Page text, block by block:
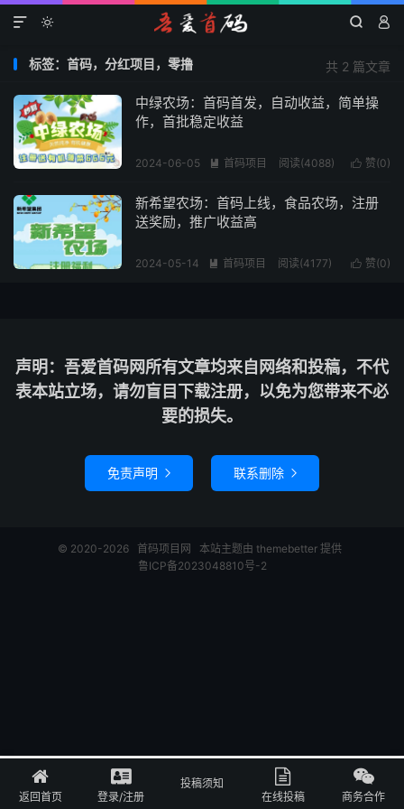
  

共 2 篇文章
标签：首码，分红项目，零撸
中绿农场：首码首发，自动收益，简单操
作，首批稳定收益
 赞(0)
2024-06-05  首码项目 阅读(4088)
新希望农场：首码上线，食品农场，注册
送奖励，推广收益高
 赞(0)
2024-05-14  首码项目 阅读(4177)
声明：吾爱首码网所有文章均来自网络和投稿，不代
表本站立场，请勿盲目下载注册，以免为您带来不必
要的损失。
免责声明  联系删除 
© 2020-2026 首码项目网 本站主题由 themebetter提供
鲁ICP备2023048810号-2
首页 登录 投稿 关于
返回首页 登录/注册
投稿须知
在线投稿
商务合作